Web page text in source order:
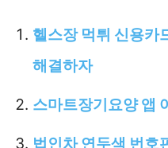
헬스장 먹튀 신용카
해결하자
스마트장기요양 앱
법인차 연두색 번호